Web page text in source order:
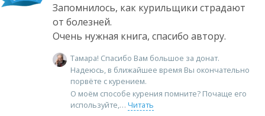
Запомнилось, как курильщики страдают
от болезней.
Очень нужная книга, спасибо автору.
Тамара! Спасибо Вам большое за донат.
Надеюсь, в ближайшее время Вы окончательно
порвёте с курением.
О моём способе курения помните? Почаще его
используйте,
Читать